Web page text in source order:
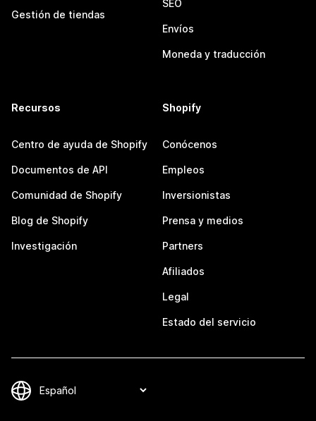
Gestión de tiendas
SEO
Envíos
Moneda y traducción
Recursos
Centro de ayuda de Shopify
Documentos de API
Comunidad de Shopify
Blog de Shopify
Investigación
Shopify
Conócenos
Empleos
Inversionistas
Prensa y medios
Partners
Afiliados
Legal
Estado del servicio